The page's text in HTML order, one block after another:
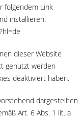
folgendem Link
installieren:
dieser Website
genutzt werden
deaktiviert haben.
dargestellten
Art. 6 Abs. 1 lit. a